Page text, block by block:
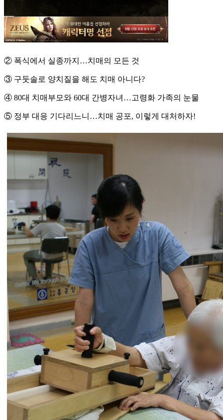
② 폭식에서 실종까지…치매의 모든 것
③ 구둣솔로 양치질을 해도 치매 아니다?
④ 80대 치매부모와 60대 간병자녀…고령화 가족의 눈물
⑤ 정부 대응 기다리느니…치매 공포, 이렇게 대처하자!